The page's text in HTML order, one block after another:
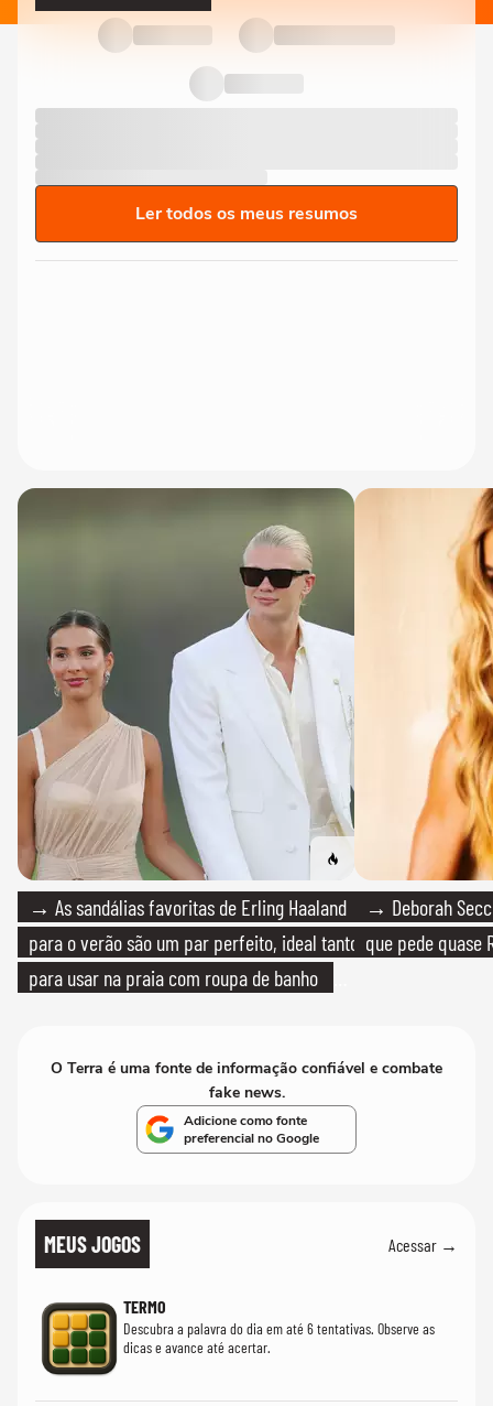
Ler todos os meus resumos
→ As sandálias favoritas de Erling Haaland
para o verão são um par perfeito, ideal tanto
para usar na praia com roupa de banho
→ Deborah
que pede quase
O Terra é uma fonte de informação confiável e combate
fake news.
Adicione como fonte
preferencial no Google
MEUS JOGOS Acessar →
TERMO
Descubra a palavra do dia em até 6 tentativas. Observe as
dicas e avance até acertar.